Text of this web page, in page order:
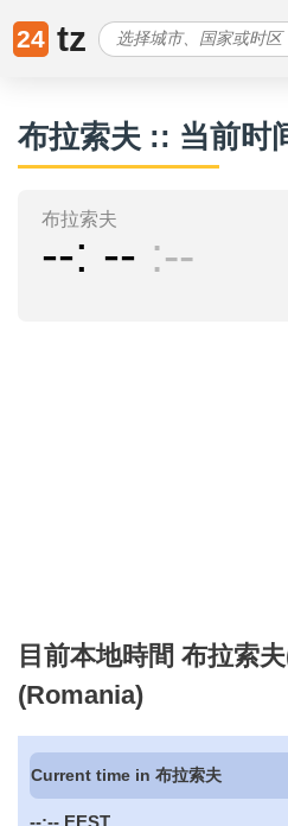
24 tz
布拉索夫 :: 当前时
布拉索夫
-- -- --
目前本地時間 布拉索
(Romania)
Current time in 布拉索夫